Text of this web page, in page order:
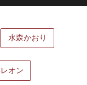
水森かおり
オン